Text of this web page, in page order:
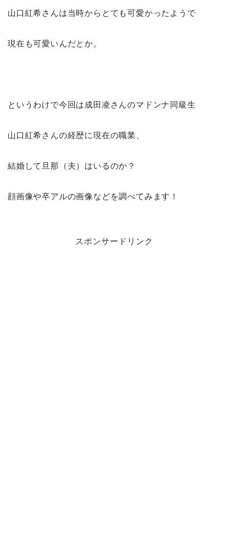
山口紅希さんは当時からとても可愛かったようで
現在も可愛いんだとか。
というわけで今回は成田凌さんのマドンナ同級生
山口紅希さんの経歴に現在の職業、
結婚して旦那（夫）はいるのか？
顔画像や卒アルの画像などを調べてみます！
スポンサードリンク